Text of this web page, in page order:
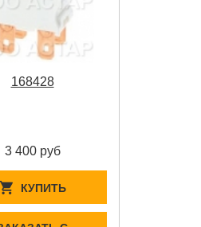
168428
3 400 руб
КУПИТЬ